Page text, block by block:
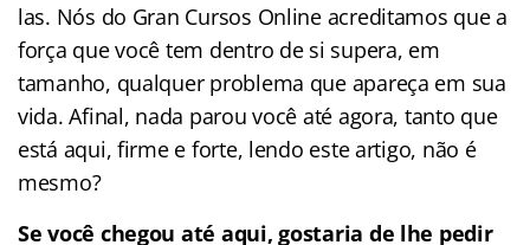
las. Nós do Gran Cursos Online acreditamos que a
força que você tem dentro de si supera, em
tamanho, qualquer problema que apareça em sua
vida. Afinal, nada parou você até agora, tanto que
está aqui, firme e forte, lendo este artigo, não é
mesmo?
Se você chegou até aqui, gostaria de lhe pedir